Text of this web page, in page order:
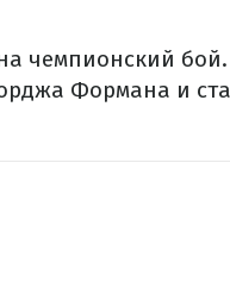
чемпионский
Формана и